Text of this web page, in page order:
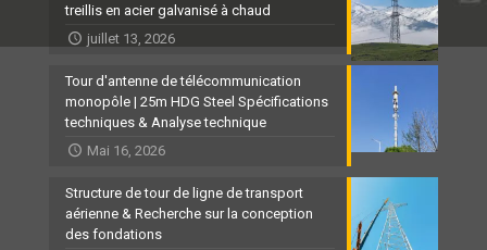
treillis en acier galvanisé à chaud
juillet 13, 2026
Tour d'antenne de télécommunication
monopôle | 25m HDG Steel Spécifications
techniques & Analyse technique
Mai 16, 2026
Structure de tour de ligne de transport
aérienne & Recherche sur la conception
des fondations